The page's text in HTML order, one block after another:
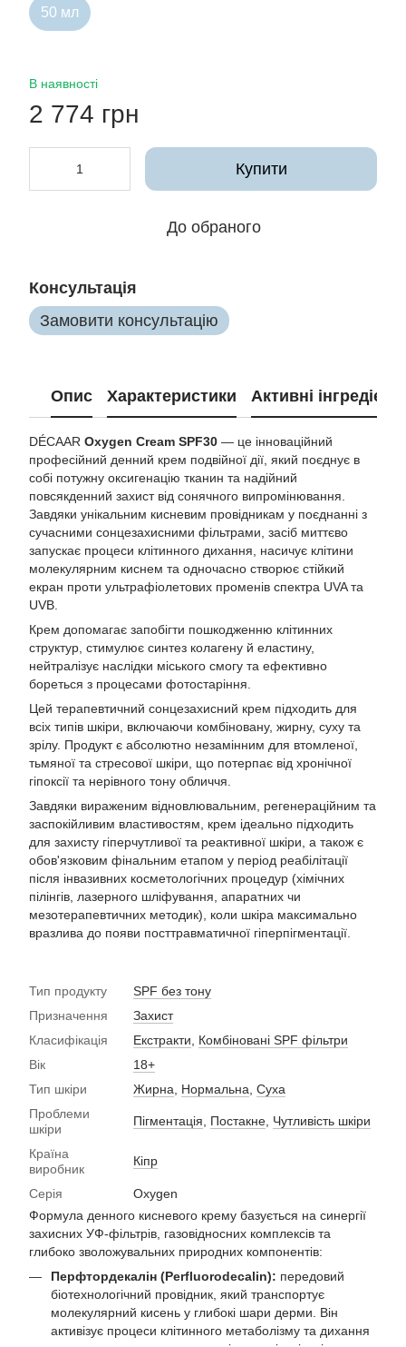
50 мл
В наявності
2 774 грн
Купити
До обраного
Консультація
Замовити консультацію
Опис Характеристики Активні
DÉCAAR Oxygen Cream SPF30 — це інноваційний
професійний денний крем подвійної дії, який поєднує в
собі потужну оксигенацію тканин та надійний
повсякденний захист від сонячного випромінювання.
Завдяки унікальним кисневим провідникам у поєднанні з
сучасними сонцезахисними фільтрами, засіб миттєво
запускає процеси клітинного дихання, насичує клітини
молекулярним киснем та одночасно створює стійкий
екран проти ультрафіолетових променів спектра UVA та
UVB.
Крем допомагає запобігти пошкодженню клітинних
структур, стимулює синтез колагену й еластину,
нейтралізує наслідки міського смогу та ефективно
бореться з процесами фотостаріння.
Цей терапевтичний сонцезахисний крем підходить для
всіх типів шкіри, включаючи комбіновану, жирну, суху та
зрілу. Продукт є абсолютно незамінним для втомленої,
тьмяної та стресової шкіри, що потерпає від хронічної
гіпоксії та нерівного тону обличчя.
Завдяки вираженим відновлювальним, регенераційним та
заспокійливим властивостям, крем ідеально підходить
для захисту гіперчутливої та реактивної шкіри, а також є
обов'язковим фінальним етапом у період реабілітації
після інвазивних косметологічних процедур (хімічних
пілінгів, лазерного шліфування, апаратних чи
мезотерапевтичних методик), коли шкіра максимально
вразлива до появи посттравматичної гіперпігментації.
Тип продукту
SPF без тону
Призначення
Захист
Класифікація
Екстракти
Комбіновані SPF фільтри
Вік
18+
Тип шкіри
Жирна Нормальна Суха
Проблеми
шкіри
Пігментація Постакне Чутливість шкіри
Країна
виробник
Кіпр
Серія
Oxygen
Формула денного кисневого крему базується на синергії
захисних УФ-фільтрів, газовідносних комплексів та
глибоко зволожувальних природних компонентів:
Перфтордекалін (Perfluorodecalin): передовий
біотехнологічний провідник, який транспортує
молекулярний кисень у глибокі шари дерми. Він
активізує процеси клітинного метаболізму та дихання